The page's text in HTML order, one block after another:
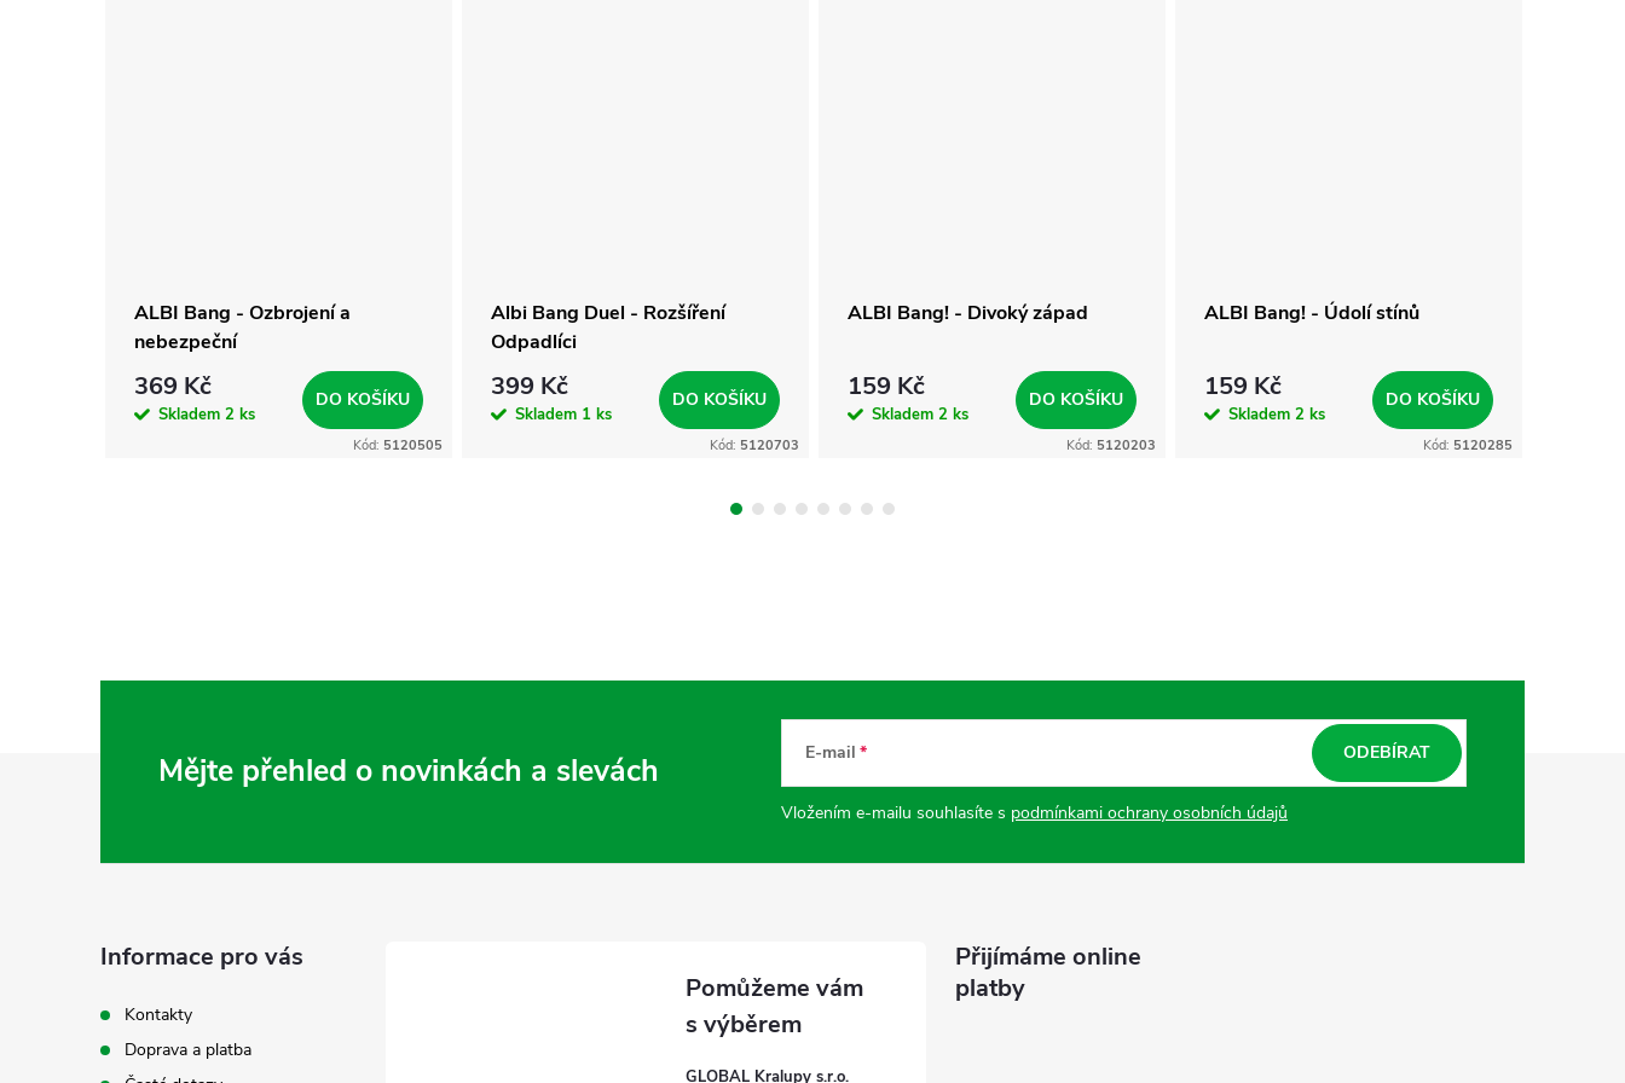
ALBI Bang - Ozbrojení a
nebezpeční
369 Kč
Skladem 2 ks
DO KOŠÍKU
Kód: 5120505
Albi Bang Duel - Rozšíření
Odpadlíci
399 Kč
Skladem 1 ks
DO KOŠÍKU
Kód: 5120703
ALBI Bang! - Divoký západ
159 Kč
Skladem 2 ks
DO KOŠÍKU
Kód: 5120203
ALBI Bang! - Údolí stínů
159 Kč
Skladem 2 ks
DO KOŠÍKU
Kód: 5120285
Mějte přehled o novinkách a slevách E-mail
Vložením e-mailu souhlasíte s podmínkami ochrany osobních údajů
ODEBÍRAT
Informace pro vás
Kontakty
Doprava a platba
GLOBAL Kralupy s.r.o.
Přijímáme online
platby